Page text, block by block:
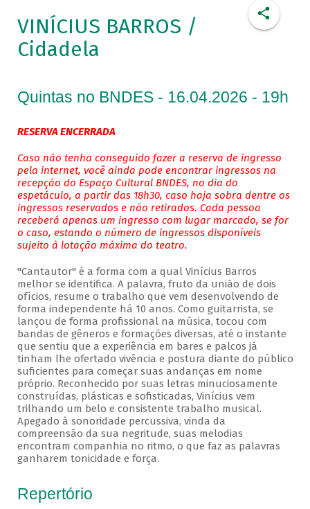
VINÍCIUS BARROS /
Cidadela
Quintas no BNDES - 16.04.2026 - 19h
RESERVA ENCERRADA
Caso não tenha conseguido fazer a reserva de ingresso
pela internet, você ainda pode encontrar ingressos na
recepção do Espaço Cultural BNDES, no dia do
espetáculo, a partir das 18h30, caso haja sobra dentre os
ingressos reservados e não retirados. Cada pessoa
receberá apenas um ingresso com lugar marcado, se for
o caso, estando o número de ingressos disponíveis
sujeito à lotação máxima do teatro.
"Cantautor" é a forma com a qual Vinícius Barros
melhor se identifica. A palavra, fruto da união de dois
ofícios, resume o trabalho que vem desenvolvendo de
forma independente há 10 anos. Como guitarrista, se
lançou de forma profissional na música, tocou com
bandas de gêneros e formações diversas, até o instante
que sentiu que a experiência em bares e palcos já
tinham lhe ofertado vivência e postura diante do público
suficientes para começar suas andanças em nome
próprio. Reconhecido por suas letras minuciosamente
construídas, plásticas e sofisticadas, Vinícius vem
trilhando um belo e consistente trabalho musical.
Apegado à sonoridade percussiva, vinda da
compreensão da sua negritude, suas melodias
encontram companhia no ritmo, o que faz as palavras
ganharem tonicidade e força.
Repertório